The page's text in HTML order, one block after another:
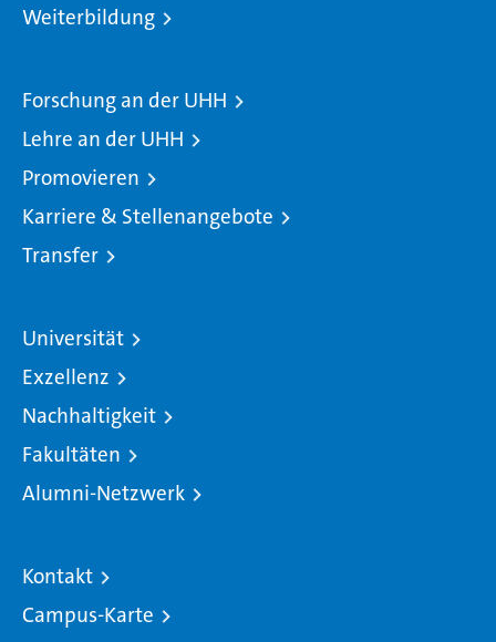
Weiterbildung
Forschung an der UHH
Lehre an der UHH
Promovieren
Karriere & Stellenangebote
Transfer
Universität
Exzellenz
Nachhaltigkeit
Fakultäten
Alumni-Netzwerk
Kontakt
Campus-Karte